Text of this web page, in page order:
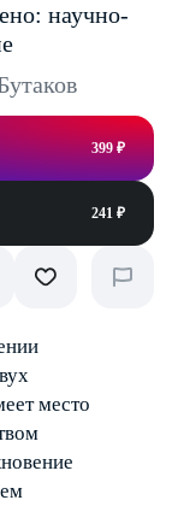
научно-
399 ₽
241 ₽
место